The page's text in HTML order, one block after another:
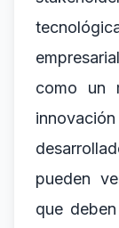
como un
pueden
que